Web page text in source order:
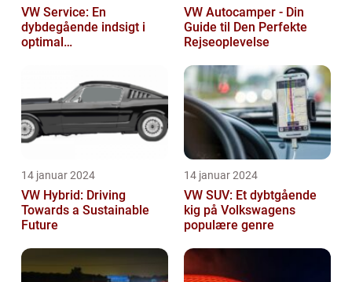
VW Service: En
dybdegående indsigt i
optimal
VW Autocamper - Din
Guide til Den Perfekte
Rejseoplevelse
14 januar 2024
VW Hybrid: Driving
Towards a Sustainable
Future
14 januar 2024
VW SUV: Et dybtgående
kig på Volkswagens
populære genre